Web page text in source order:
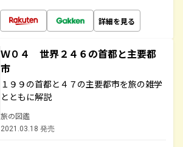
詳細を見る
Ｗ０４ 世界２４６の首都と主要都
市
１９９の首都と４７の主要都市を旅の雑学
とともに解説
旅の図鑑
2021.03.18 発売